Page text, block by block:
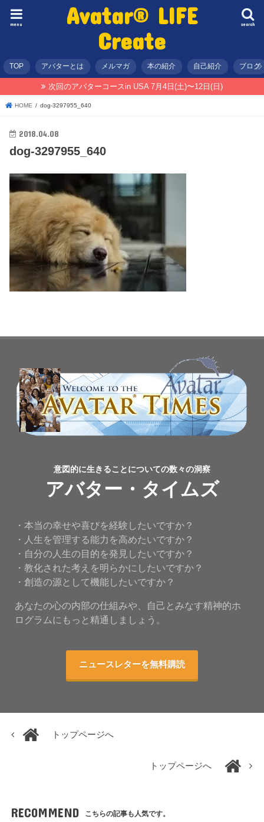
Avatar® LIFE
Create
search
menu
TOP アバターとは メルマガ 本の紹介 自己紹介 ブログ
次回のアバターコースin USA 7月4日(土)〜12日(日)
HOME dog-3297955_640
2018.04.08
dog-3297955_640
意図的に生きることについての数々の洞察
アバター・タイムズ
・本当の幸せや喜びを経験したいですか？
・人生を管理する能力を高めたいですか？
・自分の人生の目的を発見したいですか？
・教化された考えを明らかにしたいですか？
・創造の源として機能したいですか？
あなたの心の内部の仕組みや、自己とみなす精神的ホ
ログラムにもっと精通しましょう。
ニュースレターを無料購読
トップページへ
トップページへ
RECOMMEND こちらの記事も人気です。